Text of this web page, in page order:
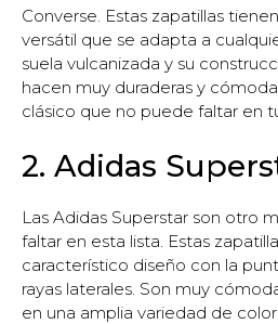
Converse. Estas zapatillas
versátil que se adapta a
suela vulcanizada y su
hacen muy duraderas y
clásico que no puede faltar en
2. Adidas
Las Adidas Superstar son otro
faltar en esta lista. Estas
característico diseño con la
rayas laterales. Son muy
en una amplia variedad de